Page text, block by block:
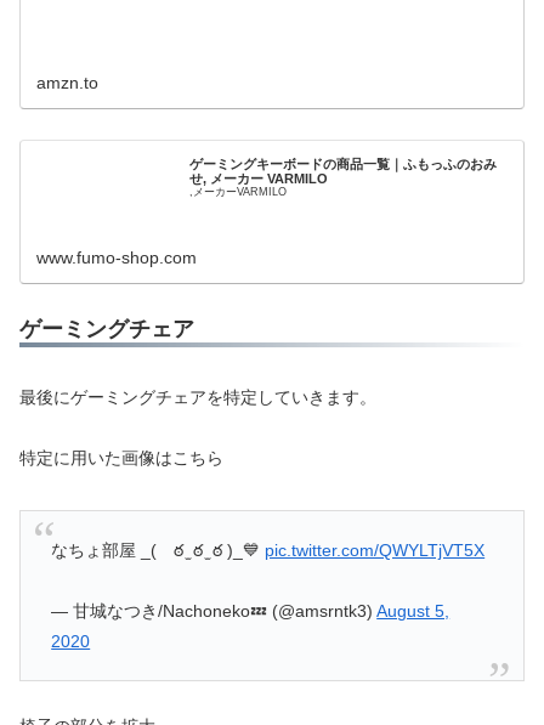
amzn.to
ゲーミングキーボードの商品一覧｜ふもっふのおみ
せ, メーカー VARMILO
,メーカーVARMILO
www.fumo-shop.com
ゲーミングチェア
最後にゲーミングチェアを特定していきます。
特定に用いた画像はこちら
なちょ部屋 _( ఠ ̫ ఠ ̫ ఠ )_💙 pic.twitter.com/QWYLTjVT5X
— 甘城なつき/Nachoneko💤 (@amsrntk3)August 5,
2020